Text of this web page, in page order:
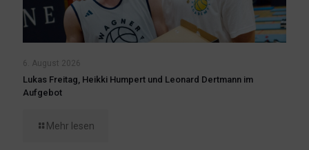
6. August 2026
Lukas Freitag, Heikki Humpert und Leonard Dertmann im
Aufgebot
Mehr lesen